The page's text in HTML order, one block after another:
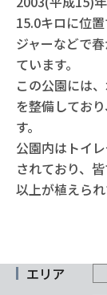
15.0キロに位
ジャーなどで
ています。
この公園には
を整備してお
す。
公園内はトイ
されており、
以上が植えられ
エリア